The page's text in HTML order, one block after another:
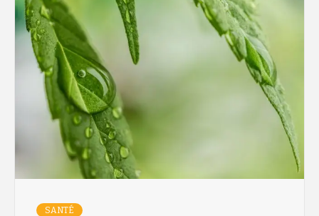
SANTÉ